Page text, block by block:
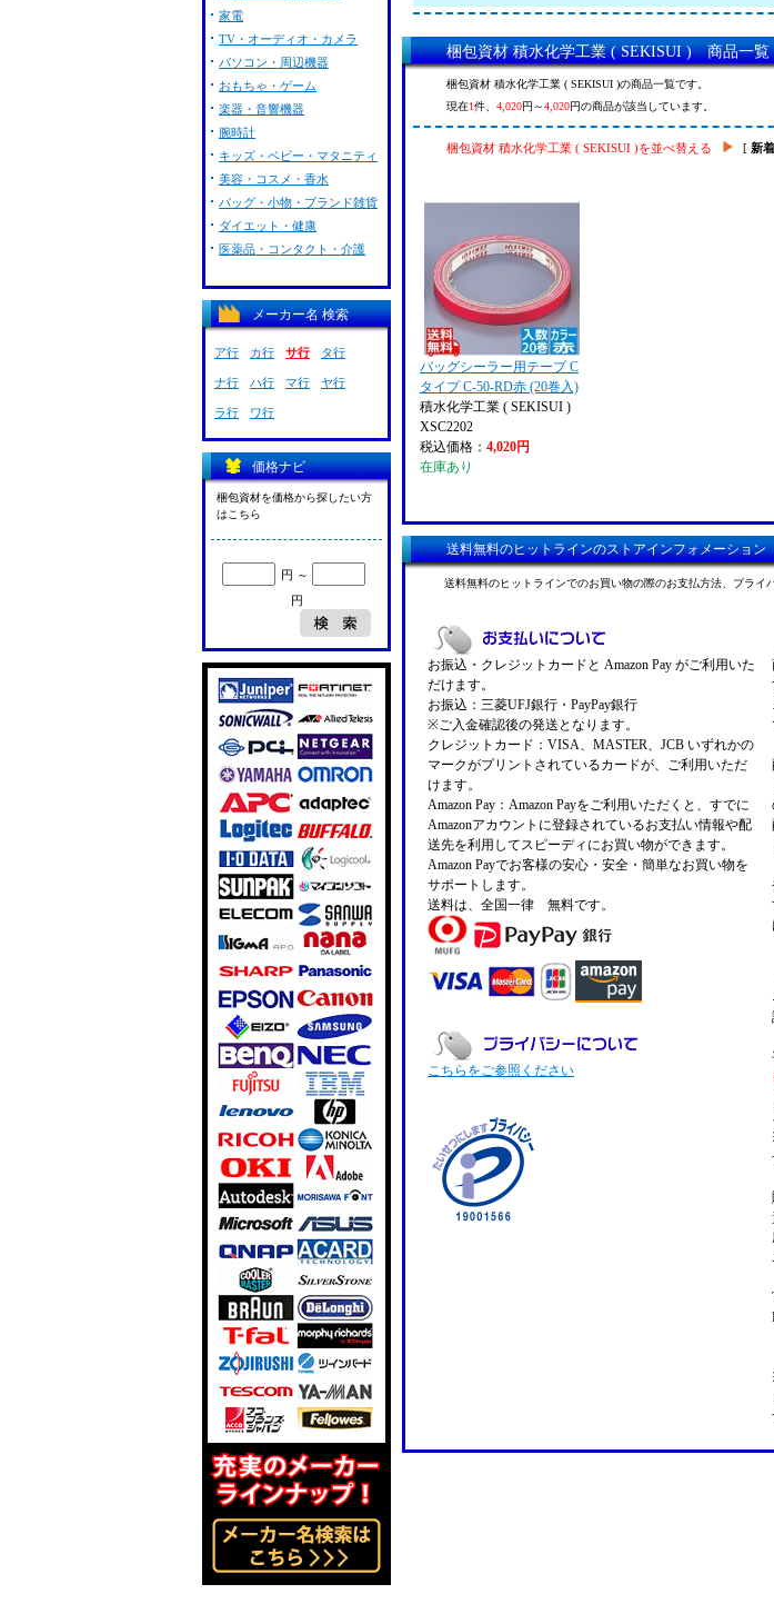
梱包資材 積水化学工業 ( SEKISUI ) 商品一覧
梱包資材 積水化学工業 ( SEKISUI )の商品一覧です。
現在1件、 4,020円～4,020円の商品が該当しています。
梱包資材 積水化学工業 ( SEKISUI )を並べ替える [ 新
バッグシーラー用テープ C
タイプ C-50-RD赤 (20巻入)
積水化学工業 ( SEKISUI )
XSC2202
税込価格： 4,020円
在庫あり
送料無料のヒットラインのストアインフォメーション
送料無料のヒットラインでのお買い物の際のお支払方法、プライ
お振込・クレジットカードと Amazon Pay がご利用いた
だけます。
お振込：三菱UFJ銀行・PayPay銀行
※ご入金確認後の発送となります。
クレジットカード：VISA、MASTER、JCB いずれかの
マークがプリントされているカードが、ご利用いただ
けます。
Amazon Pay：Amazon Payをご利用いただくと、すでに
Amazonアカウントに登録されているお支払い情報や配
送先を利用してスピーディにお買い物ができます。
Amazon Payでお客様の安心・安全・簡単なお買い物を
サポートします。
送料は、全国一律 無料です。
こちらをご参照ください
家電
TV・オーディオ・カメラ
パソコン・周辺機器
おもちゃ・ゲーム
楽器・音響機器
腕時計
キッズ・ベビー・マタニティ
美容・コスメ・香水
バッグ・小物・ブランド雑貨
ダイエット・健康
医薬品・コンタクト・介護
メーカー名 検索
ア行 カ行 サ行 タ行
ナ行 ハ行 マ行 ヤ行
ラ行 ワ行
価格ナビ
梱包資材を価格から探したい方
はこちら
円 ～
円